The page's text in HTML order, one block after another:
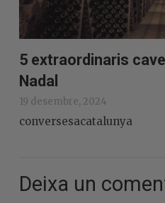
5 extraordinaris
Nadal
19 desembre, 2024
conversesacatalunya
Deixa un